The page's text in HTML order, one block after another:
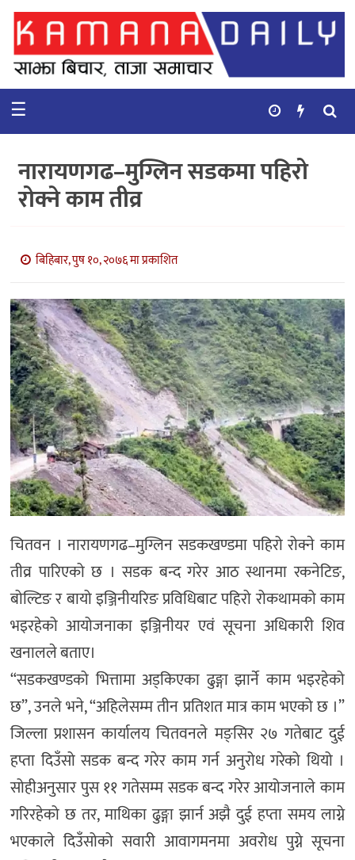
गृहपृष्ठ
समाचार
कुराकानी
बाणिज्य
भिडियो
सिफारिस
☰
नारायणगढ–मुग्लिन सडकमा पहिरो
रोक्ने काम तीव्र
बिहिबार, पुष १०, २०७६ मा प्रकाशित
चितवन । नारायणगढ–मुग्लिन सडकखण्डमा पहिरो रोक्ने काम
तीव्र पारिएको छ । सडक बन्द गरेर आठ स्थानमा रकनेटिङ,
बोल्टिङ र बायो इञ्जिनीयरिङ प्रविधिबाट पहिरो रोकथामको काम
भइरहेको आयोजनाका इञ्जिनीयर एवं सूचना अधिकारी शिव
खनालले बताए।
“सडकखण्डको भित्तामा अड्किएका ढुङ्गा झार्ने काम भइरहेको
छ”, उनले भने, “अहिलेसम्म तीन प्रतिशत मात्र काम भएको छ ।”
जिल्ला प्रशासन कार्यालय चितवनले मङ्सिर २७ गतेबाट दुई
हप्ता दिउँसो सडक बन्द गरेर काम गर्न अनुरोध गरेको थियो ।
सोहीअनुसार पुस ११ गतेसम्म सडक बन्द गरेर आयोजनाले काम
गरिरहेको छ तर, माथिका ढुङ्गा झार्न अझै दुई हप्ता समय लाग्ने
भएकाले दिउँसोको सवारी आवागमनमा अवरोध पुग्ने सूचना